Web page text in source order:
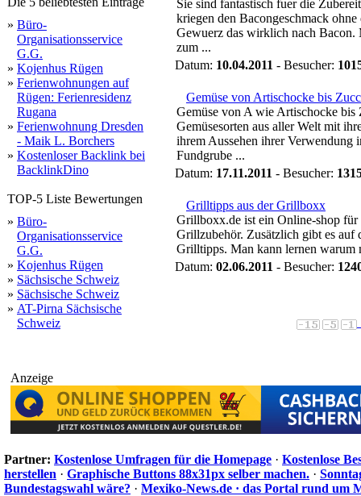
» Büro-
Organisationsservice
G.G.
» Kojenhus Rügen
» Ferienwohnungen auf
Rügen: Ferienresidenz
Rugana
» Ferienwohnung Dresden
- Maik L. Borchers
» Kostenloser Backlink bei
BacklinkDino
TOP-5 Liste Bewertungen
» Büro-
Organisationsservice
G.G.
» Kojenhus Rügen
» Sächsische Schweiz
» Sächsische Schweiz
» AT-Pirna Sächsische
Schweiz
Sie sind fantastisch fuer die
kriegen den Bacongeschmack ohne
Gewuerz das wirklich nach
zum ...
Datum: 10.04.2011 - Besucher:
Gemüse von Artischocke bis
Gemüse von A wie Artischocke
Gemüsesorten aus aller Welt mit
ihrem Aussehen ihrer
Fundgrube ...
Datum: 17.11.2011 - Besucher:
Grilltipps aus der Grillboxx
Grillboxx.de ist ein Online-shop
Grillzubehör. Zusätzlich gibt es auf
Grilltipps. Man kann lernen
Datum: 02.06.2011 - Besucher:
Anzeige
Partner: Kostenlose Umfragen für die Homepage · Kostenlose
herstellen · Graphische Buttons 88x31px selber machen. ·
Bundestagswahl wäre? · Mexiko-News.de · das Portal rund um